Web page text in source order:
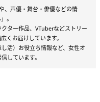
、声優・舞台・俳優などの情
。
ター作品、VTuberなどストリー
くお届けしています。
活）お役立ち情報など、女性オ
しています。